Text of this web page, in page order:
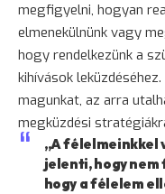
megfigyelni, hogyan
elmenekülnünk vagy
hogy rendelkezünk a
kihívások
magunkat, az arra
megküzdési
„A félelmeinkkel
jelenti, hogy nem
hogy a félelem